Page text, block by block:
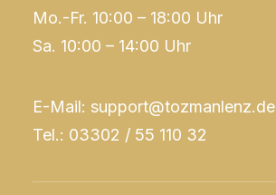
Mo.-Fr. 10:00 – 18:00 Uhr
Sa. 10:00 – 14:00 Uhr
E-Mail: support@tozmanlenz.de
Tel.: 03302 / 55 110 32